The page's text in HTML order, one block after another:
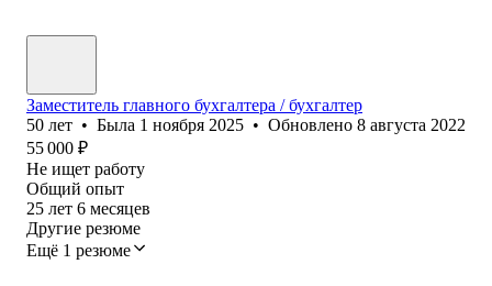
Заместитель главного бухгалтера / бухгалтер
50 лет • Была 1 ноября 2025 • Обновлено 8 августа 2022
55 000 ₽
Не ищет работу
Общий опыт
25 лет 6 месяцев
Другие резюме
Ещё 1 резюме